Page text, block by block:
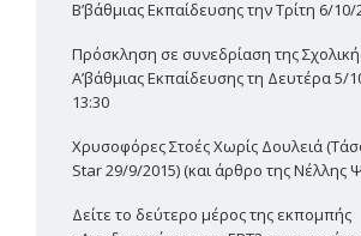
Β’βάθμιας Εκπαίδευσης την Τρίτη 6/10/
Πρόσκληση σε συνεδρίαση της
Α’βάθμιας Εκπαίδευσης τη Δευτέρα 5/
13:30
Χρυσοφόρες Στοές Χωρίς Δουλειά
Star 29/9/2015) (και άρθρο της Νέλλης
Δείτε το δεύτερο μέρος της εκπομπής